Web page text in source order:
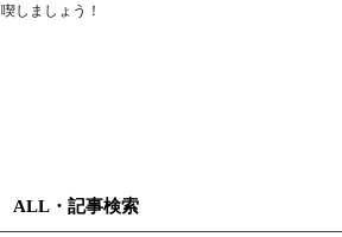
喫しましょう！
ALL・記事検索